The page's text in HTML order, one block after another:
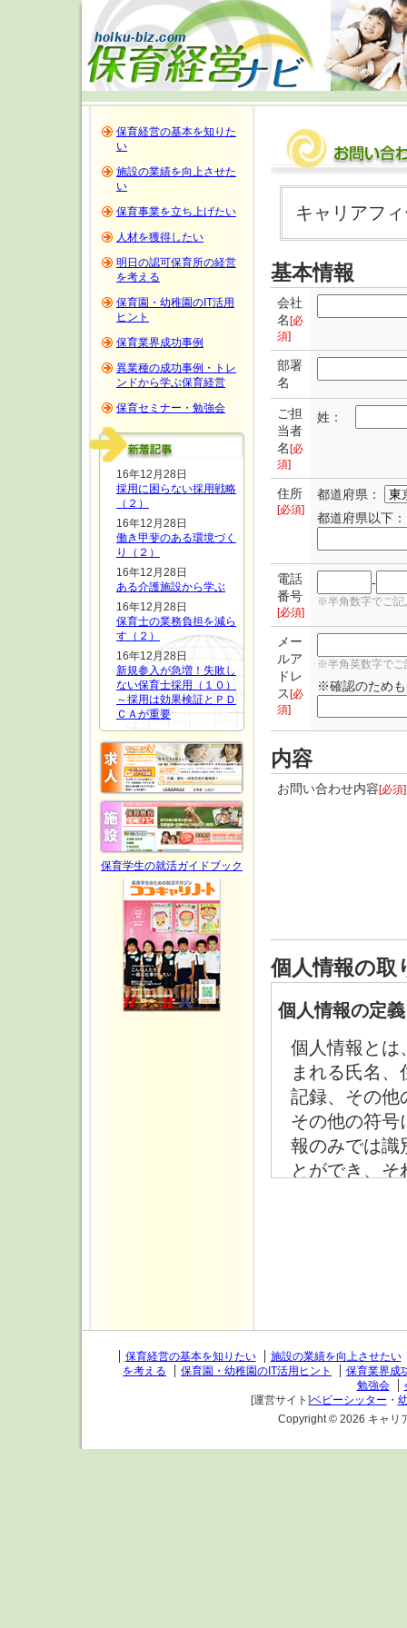
キャリアフ
基本情報
会社
名 [必
須]
部署
名
ご担
当者
名 [必
須]
姓：
住所
[必須]
都道府県：
都道府県以下：
電話
番号
[必須]
-
※半角数字でご記
メー
ルア
ドレ
ス [必
須]
※半角英数字で
※確認のため
内容
お問い合わせ内容[必須]
個人情報の取
個人情報の定義
個人情報とは
まれる氏名
記録、その他
その他の符号
報のみでは識
とができ、
記事ライ
キャリア
供 等
個人情報の第
本サービスを
保育経営の基本を知りた
い
施設の業績を向上させた
い
保育事業を立ち上げたい
人材を獲得したい
明日の認可保育所の経営
を考える
保育園・幼稚園のIT活用
ヒント
保育業界成功事例
異業種の成功事例・トレ
ンドから学ぶ保育経営
保育セミナー・勉強会
16年12月28日
採用に困らない採用戦略
（２）
16年12月28日
働き甲斐のある環境づく
り（２）
16年12月28日
ある介護施設から学ぶ
16年12月28日
保育士の業務負担を減ら
す（２）
16年12月28日
新規参入が急増！失敗し
ない保育士採用（１０）
～採用は効果検証とＰＤ
ＣＡが重要
保育学生の就活ガイドブック
保育経営の基本を知りたい
施設の業績を向上させたい
を考える
保育園・幼稚園のIT活用ヒント
保育業界成
勉強会
[運営サイト]ベビーシッター ・
Copyright © 2026 キャリ